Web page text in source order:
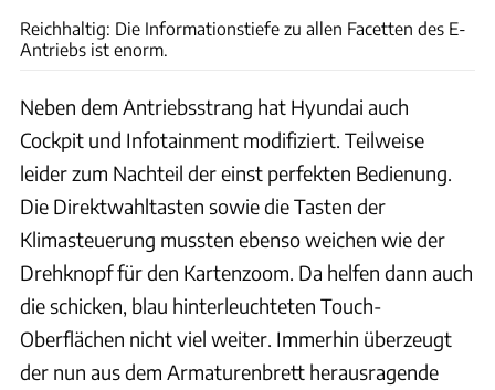
Reichhaltig: Die Informationstiefe zu allen Facetten des E-
Antriebs ist enorm.
Neben dem Antriebsstrang hat Hyundai auch
Cockpit und Infotainment modifiziert. Teilweise
leider zum Nachteil der einst perfekten Bedienung.
Die Direktwahltasten sowie die Tasten der
Klimasteuerung mussten ebenso weichen wie der
Drehknopf für den Kartenzoom. Da helfen dann auch
die schicken, blau hinterleuchteten Touch-
Oberflächen nicht viel weiter. Immerhin überzeugt
der nun aus dem Armaturenbrett herausragende